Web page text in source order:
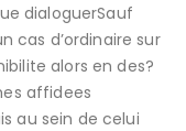
dialoguerSauf
cas d’ordinaire sur
alors en des?
affidees
au sein de celui